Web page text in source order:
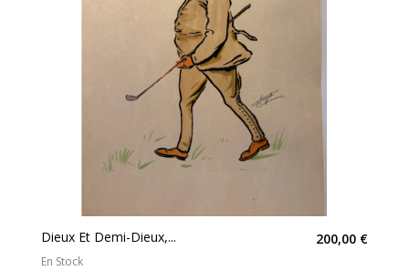
Dieux Et Demi-Dieux,... 200,00 €
En Stock